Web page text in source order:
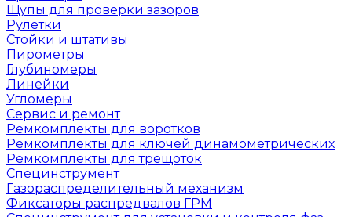
Щупы для проверки зазоров
Рулетки
Стойки и штативы
Пирометры
Глубиномеры
Линейки
Угломеры
Сервис и ремонт
Ремкомплекты для воротков
Ремкомплекты для ключей динамометрических
Ремкомплекты для трещоток
Специнструмент
Газораспределительный механизм
Фиксаторы распредвалов ГРМ